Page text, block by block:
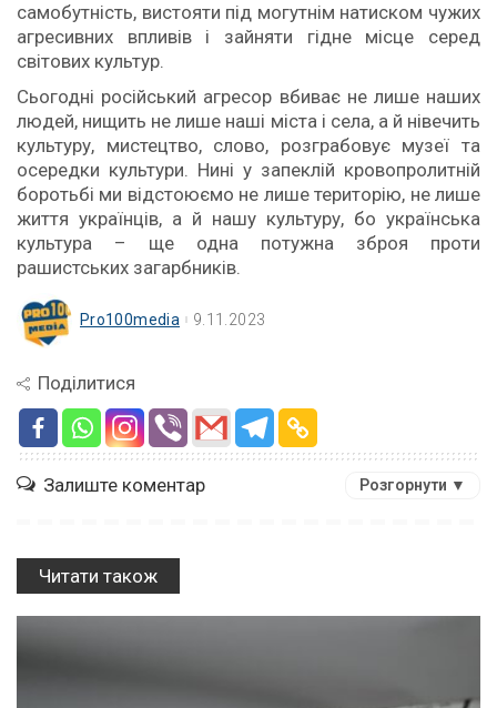
самобутність, вистояти під могутнім натиском чужих
агресивних впливів і зайняти гідне місце серед
світових культур.
Сьогодні російський агресор вбиває не лише наших
людей, нищить не лише наші міста і села, а й нівечить
культуру, мистецтво, слово, розграбовує музеї та
осередки культури. Нині у запеклій кровопролитній
боротьбі ми відстоюємо не лише територію, не лише
життя українців, а й нашу культуру, бо українська
культура – ще одна потужна зброя проти
рашистських загарбників.
Pro100media 9.11.2023
Поділитися
Залиште коментар Розгорнути ▼
Читати також